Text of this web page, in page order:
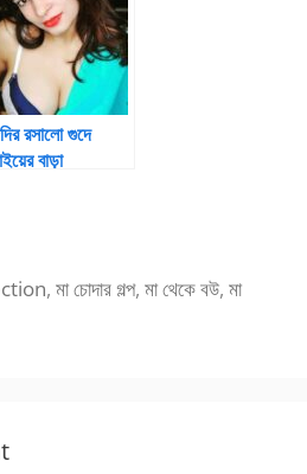
রসালো গুদে
বাড়া
,মা চোদার গল্প,মা থেকে বউ,মা